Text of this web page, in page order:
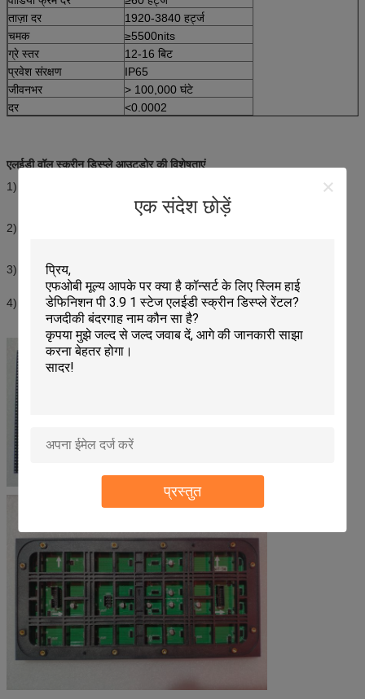
एक संदेश छोड़ें
प्रस्तुत
ताज़ा दर
1920-3840 हर्ट्ज
चमक
≥5500nits
ग्रे स्तर
12-16 बिट
प्रवेश संरक्षण
IP65
जीवनभर
> 100,000 घंटे
दर
<0.0002
एलईडी वॉल स्क्रीन डिस्प्ले आउटडोर की विशेषताएं
1) पूर्ण जलरोधी डिजाइन, यह खराब मौसम में सामान्य रूप से काम कर सकता है।
2) उच्च कंट्रास्ट, अधिक ज्वलंत चित्र और वीडियो प्रस्तुत कर सकता है।
3) अंतरिक्ष बचाओ, दीवार में दीवार का प्रदर्शन लगाया जा सकता है।
4) उच्च ताज़ा दर, 3840Hz से अधिक।